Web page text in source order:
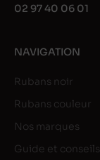
02 97 40 06 01
NAVIGATION
Rubans noir
Rubans couleur
Nos marques
Guide et conseils